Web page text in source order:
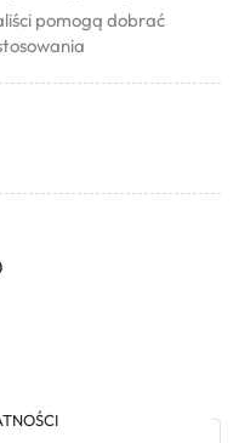
pomogą dobrać